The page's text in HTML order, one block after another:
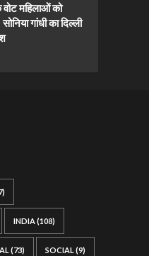
महिलाओं को
गांधी का दिल्ली
INDIA(108)
(73) SOCIAL (9)